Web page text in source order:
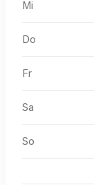
Mi
Do
Fr
Sa
So